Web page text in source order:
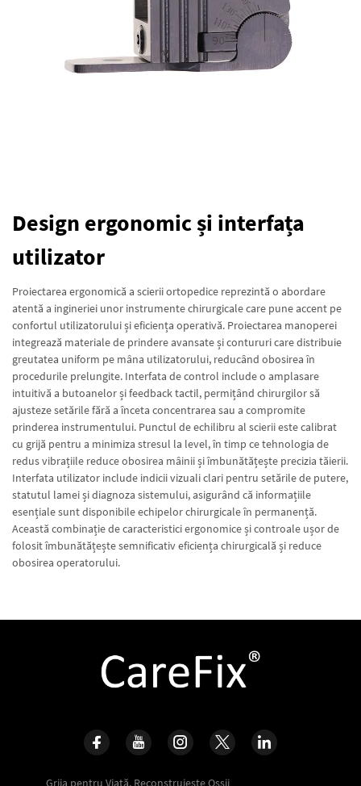
Design ergonomic și interfața
utilizator
Proiectarea ergonomică a scierii ortopedice reprezintă o abordare
atentă a ingineriei unor instrumente chirurgicale care pune accent pe
confortul utilizatorului și eficiența operativă. Proiectarea manoperei
integrează materiale de prindere avansate și contururi care distribuie
greutatea uniform pe mâna utilizatorului, reducând obosirea în
procedurile prelungite. Interfata de control include o amplasare
intuitivă a butoanelor și feedback tactil, permițând chirurgilor să
ajusteze setările fără a înceta concentrarea sau a compromite
prinderea instrumentului. Punctul de echilibru al scierii este calibrat
cu grijă pentru a minimiza stresul la level, în timp ce tehnologia de
redus vibrațiile reduce obosirea mâinii și îmbunătățește precizia tăierii.
Interfata utilizator include indicii vizuali clari pentru setările de putere,
statutul lamei și diagnoza sistemului, asigurând că informațiile
esențiale sunt disponibile echipelor chirurgicale în permanență.
Această combinație de caracteristici ergonomice și controale ușor de
folosit îmbunătățește semnificativ eficiența chirurgicală și reduce
obosirea operatorului.
Grija pentru Viață, Reconstruiește Ossii